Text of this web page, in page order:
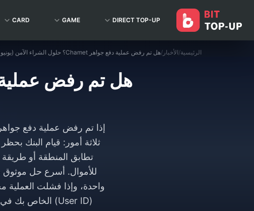
DIRECT TOP-UP
GAME
CARD
الرئيسية/الأخبار /هل تم رفض عملية دفع جواهر Chamet؟ حلول الشراء الآمن (يونيو 2026)
ثلاثة أمور: قيام البنك
تطابق المنطقة أو
واحدة، وإذا فشلت
(User ID) الخاص بك في Chamet، والتي غالباً ما تنجح عندما تفشل عمليات الدفع داخل التطبيق.